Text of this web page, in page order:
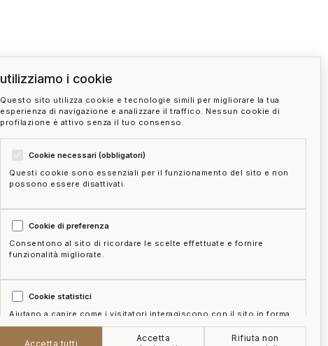
mappa del sito gestisci cookie
utilizziamo i cookie
Questo sito utilizza cookie e tecnologie simili per migliorare la tua
esperienza di navigazione e analizzare il traffico. Nessun cookie di
profilazione è attivo senza il tuo consenso.
Cookie necessari (obbligatori)
Questi cookie sono essenziali per il funzionamento del sito e non
possono essere disattivati.
Cookie di preferenza
Consentono al sito di ricordare le scelte effettuate e fornire
funzionalità migliorate.
Cookie statistici
Aiutano a capire come i visitatori interagiscono con il sito in forma
aggregata e anonima.
Accetta tutti
Accetta
Rifiuta non